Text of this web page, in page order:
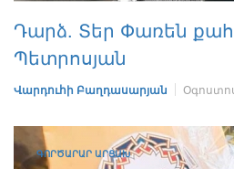
Դարձ. Տեր Փառեն
Պետրոսյան
Վարդուհի Բաղդասարյան
ԳՈՐԾԱՐԱՐ ԱՐՑԱԽ